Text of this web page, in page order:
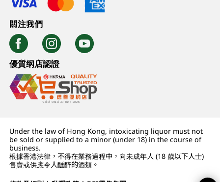
關注我們
優質纲店認證
Under the law of Hong Kong, intoxicating liquor must not
be sold or supplied to a minor (under 18) in the course of
business.
根據香港法律，不得在業務過程中，向未成年人 (18 歲以下人士)
售賣或供應令人醺醉的酒類。